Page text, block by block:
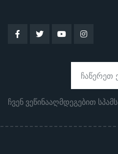
ჩვენ ვეწინააღმდეგებით სპამს